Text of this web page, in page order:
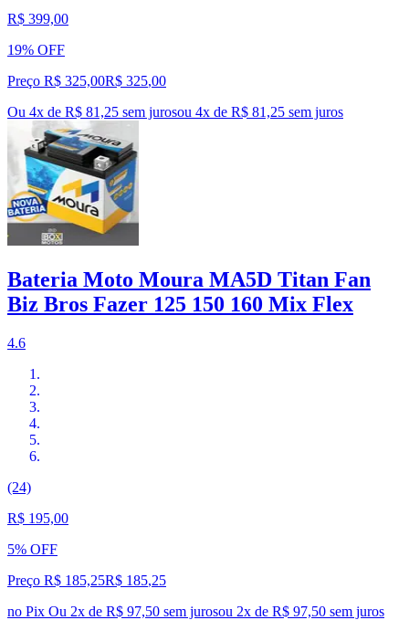
R$ 399,00
19% OFF
Preço R$ 325,00R$ 325,00
Ou 4x de R$ 81,25 sem jurosou 4x de R$ 81,25 sem juros
Bateria Moto Moura MA5D Titan Fan
Biz Bros Fazer 125 150 160 Mix Flex
4.6
(24)
R$ 195,00
5% OFF
Preço R$ 185,25R$ 185,25
no Pix Ou 2x de R$ 97,50 sem jurosou 2x de R$ 97,50 sem juros